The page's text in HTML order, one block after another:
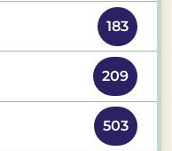
183
209
503